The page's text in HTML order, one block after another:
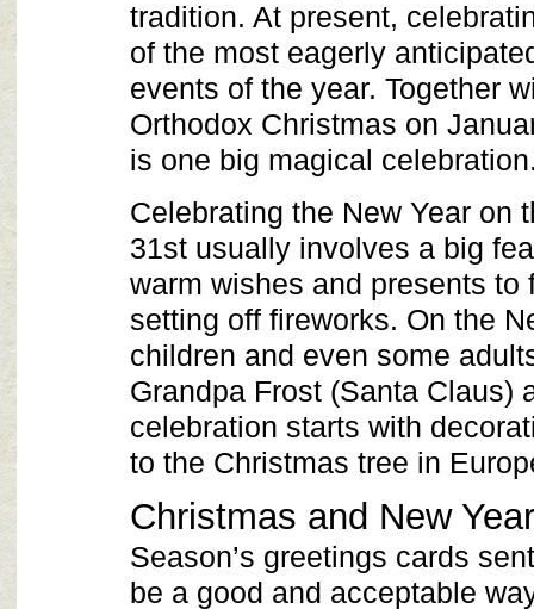
tradition. At present,
of the most eagerly
events of the year. Together
Orthodox Christmas on
is one big magical
Celebrating the New Year on
31st usually involves a big
warm wishes and presents to
setting off fireworks. On the
children and even some
Grandpa Frost (Santa Claus)
celebration starts with
to the Christmas tree in
Christmas and New
Season’s greetings cards
be a good and acceptable